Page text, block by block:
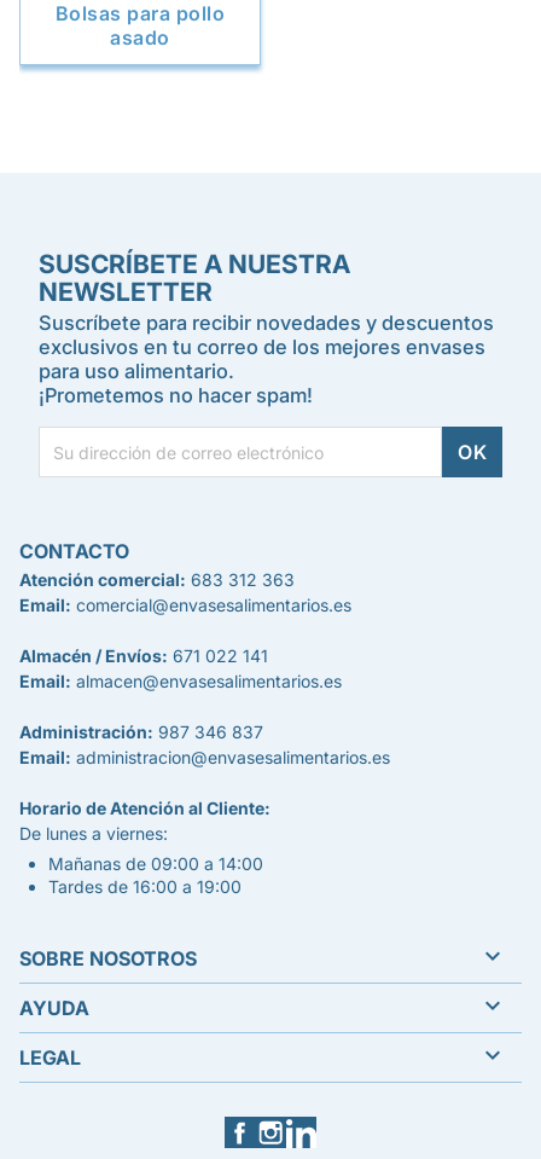
Bolsas para pollo
asado
SUSCRÍBETE A NUESTRA
NEWSLETTER
Suscríbete para recibir novedades y descuentos
exclusivos en tu correo de los mejores envases
para uso alimentario.
¡Prometemos no hacer spam!
Facebook
CONTACTO
Atención comercial: 683 312 363
Email: comercial@envasesalimentarios.es
Almacén / Envíos: 671 022 141
Email: almacen@envasesalimentarios.es
Administración: 987 346 837
Email: administracion@envasesalimentarios.es
Horario de Atención al Cliente:
De lunes a viernes:
Mañanas de 09:00 a 14:00
Tardes de 16:00 a 19:00
SOBRE NOSOTROS 
AYUDA 
LEGAL 